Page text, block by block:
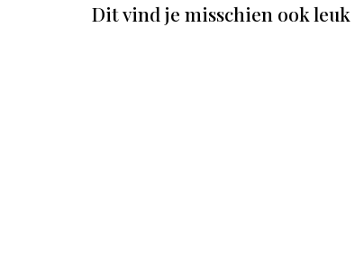
Dit vind je misschien ook leuk